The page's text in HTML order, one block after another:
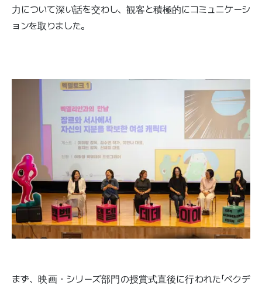
力について深い話を交わし、観客と積極的にコミュニケーシ
ョンを取りました。
まず、映画・シリーズ部門の授賞式直後に行われた「ベクデ